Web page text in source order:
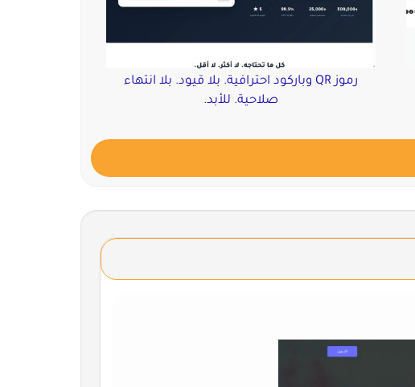
رموز QR وباركود احترافية. بلا قيود. بلا انتهاء
صلاحية. للأبد.